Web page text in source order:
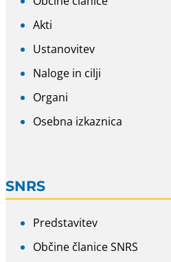
Akti
Ustanovitev
Naloge in cilji
Organi
Osebna izkaznica
SNRS
Predstavitev
Občine članice SNRS